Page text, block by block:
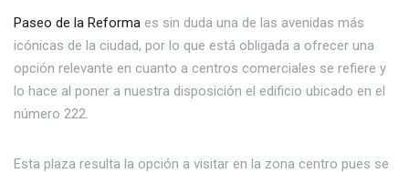
Paseo de la Reforma es sin duda una de las avenidas más
icónicas de la ciudad, por lo que está obligada a ofrecer una
opción relevante en cuanto a centros comerciales se refiere y
lo hace al poner a nuestra disposición el edificio ubicado en el
número 222.
Esta plaza resulta la opción a visitar en la zona centro pues se